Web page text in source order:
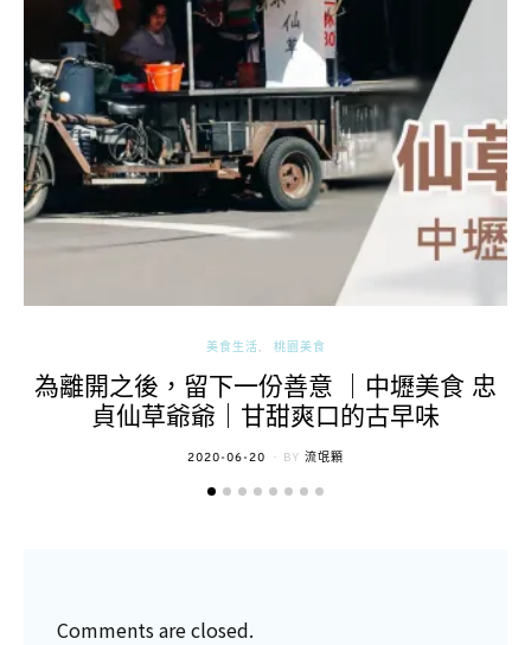
美食生活 桃園美食
為離開之後，留下一份善意 ｜中壢美食 忠
貞仙草爺爺｜甘甜爽口的古早味
POSTED
2020-06-20 BY 流氓顆
Comments are closed.